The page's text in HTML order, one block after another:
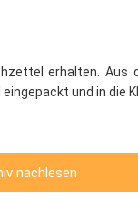
erhalten. Aus
und in die
nachlesen